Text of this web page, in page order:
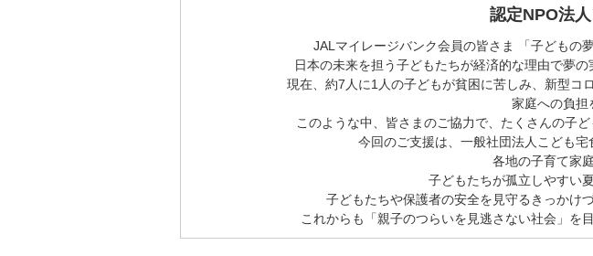
認定NPO法
JALマイレージバンク会員の皆さま 「子どもの
日本の未来を担う子どもたちが経済的な理由で夢
現在、約7人に1人の子どもが貧困に苦しみ、新型コ
家庭への負担
このような中、皆さまのご協力で、たくさんの子
今回のご支援は、一般社団法人こども宅
各地の子育て家
子どもたちが孤立しやすい
子どもたちや保護者の安全を見守るきっかけ
これからも「親子のつらいを見逃さない社会」を